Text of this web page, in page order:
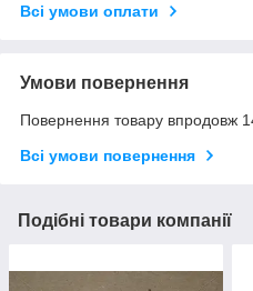
Всі умови оплати
Умови повернення
Повернення товару впродовж
Всі умови повернення
Подібні товари компанії